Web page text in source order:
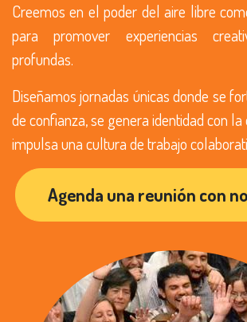
Creemos en el poder del aire libre
para promover experiencias
profundas.
Diseñamos jornadas únicas donde se
de confianza, se genera identidad con
impulsa una cultura de trabajo
Agenda una reunión con